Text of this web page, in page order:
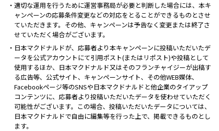
・適切な運用を行うために運営事務局が必要と判断した場合には、本キ
ャンペーンの応募条件変更などの対応をとることができるものとさせ
ていただきます。その他、キャンペーンは予告なく変更または終了さ
せていただく場合がございます。
・日本マクドナルドが、応募者より本キャンペーンに投稿いただいたデ
ータを公式アカウントにて引用ポスト(またはリポスト)や投稿として
使用するほか、日本マクドナルド又はそのフランチャイジーが出稿す
る広告等、公式サイト、キャンペーンサイト、その他WEB媒体、
Facebookページ等のSNSや日本マクドナルドと他企業のタイアップ
コンテンツに、応募者より投稿いただいたデータを使わせていただく
可能性がございます。この場合、投稿いただいたデータについては、
日本マクドナルドで自由に編集等を行った上で、掲載できるものとし
ます。